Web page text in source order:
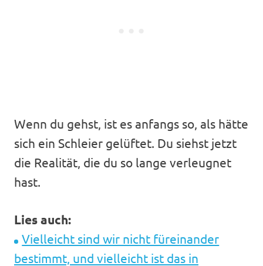
Wenn du gehst, ist es anfangs so, als hätte
sich ein Schleier gelüftet. Du siehst jetzt
die Realität, die du so lange verleugnet
hast.
Lies auch:
Vielleicht sind wir nicht füreinander
bestimmt, und vielleicht ist das in